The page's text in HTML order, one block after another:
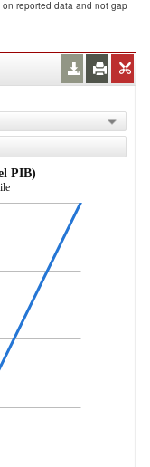
reported data and not gap
PIB)